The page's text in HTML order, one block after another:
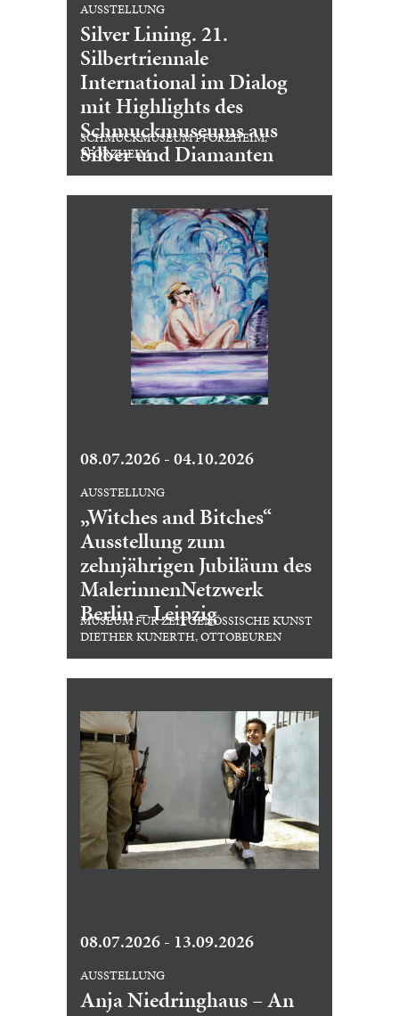
AUSSTELLUNG
Silver Lining. 21.
Silbertriennale
International im Dialog
mit Highlights des
Schmuckmuseums aus
Silber und Diamanten
SCHMUCKMUSEUM PFORZHEIM,
PFORZHEIM
08.07.2026 - 04.10.2026
AUSSTELLUNG
„Witches and Bitches“
Ausstellung zum
zehnjährigen Jubiläum des
MalerinnenNetzwerk
Berlin – Leipzig
MUSEUM FÜR ZEITGENÖSSISCHE KUNST
DIETHER KUNERTH, OTTOBEUREN
08.07.2026 - 13.09.2026
AUSSTELLUNG
Anja Niedringhaus – An